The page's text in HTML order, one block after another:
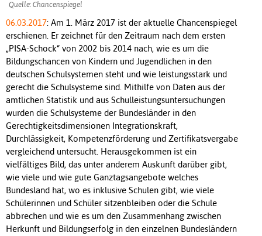
Quelle: Chancenspiegel
06.03.2017: Am 1. März 2017 ist der aktuelle Chancenspiegel
erschienen. Er zeichnet für den Zeitraum nach dem ersten
„PISA-Schock“ von 2002 bis 2014 nach, wie es um die
Bildungschancen von Kindern und Jugendlichen in den
deutschen Schulsystemen steht und wie leistungsstark und
gerecht die Schulsysteme sind. Mithilfe von Daten aus der
amtlichen Statistik und aus Schulleistungsuntersuchungen
wurden die Schulsysteme der Bundesländer in den
Gerechtigkeitsdimensionen Integrationskraft,
Durchlässigkeit, Kompetenzförderung und Zertifikatsvergabe
vergleichend untersucht. Herausgekommen ist ein
vielfältiges Bild, das unter anderem Auskunft darüber gibt,
wie viele und wie gute Ganztagsangebote welches
Bundesland hat, wo es inklusive Schulen gibt, wie viele
Schülerinnen und Schüler sitzenbleiben oder die Schule
abbrechen und wie es um den Zusammenhang zwischen
Herkunft und Bildungserfolg in den einzelnen Bundesländern